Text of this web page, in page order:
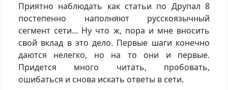
Приятно наблюдать как статьи по Друпал 8
постепенно наполняют русскоязычный
сегмент сети... Ну что ж, пора и мне вносить
свой вклад в это дело. Первые шаги конечно
даются нелегко, но на то они и первые.
Придется много читать, пробовать,
ошибаться и снова искать ответы в сети.